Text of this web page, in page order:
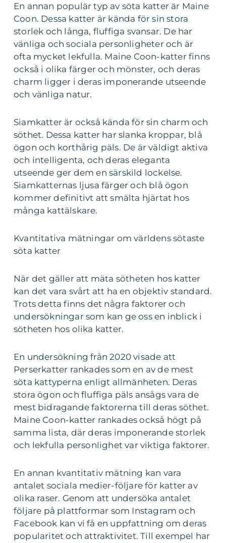
En annan populär typ av söta katter är Maine
Coon. Dessa katter är kända för sin stora
storlek och långa, fluffiga svansar. De har
vänliga och sociala personligheter och är
ofta mycket lekfulla. Maine Coon-katter finns
också i olika färger och mönster, och deras
charm ligger i deras imponerande utseende
och vänliga natur.
Siamkatter är också kända för sin charm och
söthet. Dessa katter har slanka kroppar, blå
ögon och korthårig päls. De är väldigt aktiva
och intelligenta, och deras eleganta
utseende ger dem en särskild lockelse.
Siamkatternas ljusa färger och blå ögon
kommer definitivt att smälta hjärtat hos
många kattälskare.
Kvantitativa mätningar om världens sötaste
söta katter
När det gäller att mäta sötheten hos katter
kan det vara svårt att ha en objektiv standard.
Trots detta finns det några faktorer och
undersökningar som kan ge oss en inblick i
sötheten hos olika katter.
En undersökning från 2020 visade att
Perserkatter rankades som en av de mest
söta kattyperna enligt allmänheten. Deras
stora ögon och fluffiga päls ansågs vara de
mest bidragande faktorerna till deras söthet.
Maine Coon-katter rankades också högt på
samma lista, där deras imponerande storlek
och lekfulla personlighet var viktiga faktorer.
En annan kvantitativ mätning kan vara
antalet sociala medier-följare för katter av
olika raser. Genom att undersöka antalet
följare på plattformar som Instagram och
Facebook kan vi få en uppfattning om deras
popularitet och attraktivitet. Till exempel har